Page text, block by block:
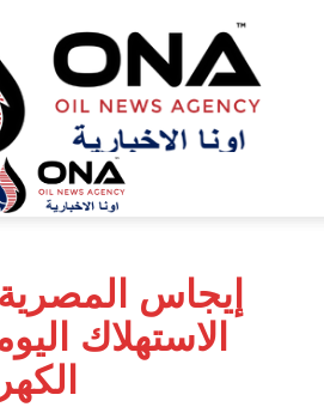
إيجاس
الاستهلاك